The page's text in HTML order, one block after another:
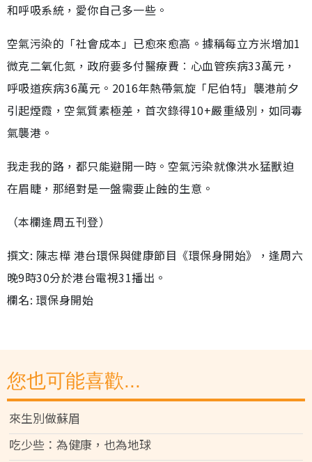
和呼吸系統，愛你自己多一些。
空氣污染的「社會成本」已愈來愈高。據稱每立方米增加1
微克二氧化氮，政府要多付醫療費︰心血管疾病33萬元，
呼吸道疾病36萬元。2016年熱帶氣旋「尼伯特」襲港前夕
引起煙霞，空氣質素極差，首次錄得10+嚴重級別，如同毒
氣襲港。
我走我的路，都只能避開一時。空氣污染就像洪水猛獸迫
在眉睫，那絕對是一盤需要止蝕的生意。
（本欄逢周五刊登）
撰文: 陳志樺 港台環保與健康節目《環保身開始》，逢周六
晚9時30分於港台電視31播出。
欄名: 環保身開始
您也可能喜歡...
來生別做蘇眉
吃少些：為健康，也為地球